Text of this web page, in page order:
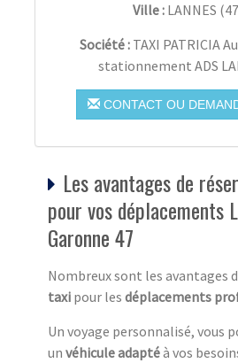
Ville : LANNES (
Société : TAXI PATRICIA
stationnement ADS
CONTACT OU
Les avantages de
pour vos déplacements
Garonne 47
Nombreux sont les avantages
taxi pour les déplacements
Un voyage personnalisé, vous
un véhicule adaptéà vos